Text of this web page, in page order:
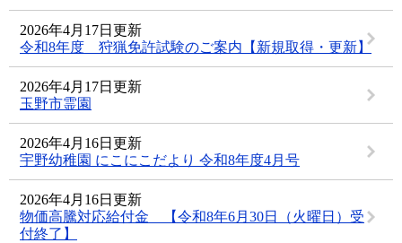
2026年4月17日更新
令和8年度 狩猟免許試験のご案内【新規取得・更新】
2026年4月17日更新
玉野市霊園
2026年4月16日更新
宇野幼稚園 にこにこだより 令和8年度4月号
2026年4月16日更新
物価高騰対応給付金 【令和8年6月30日（火曜日）受
付終了】